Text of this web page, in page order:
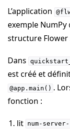
L’application
exemple
structure Flower
Dans
est créé et
@app.main() .
fonction :
lit num-